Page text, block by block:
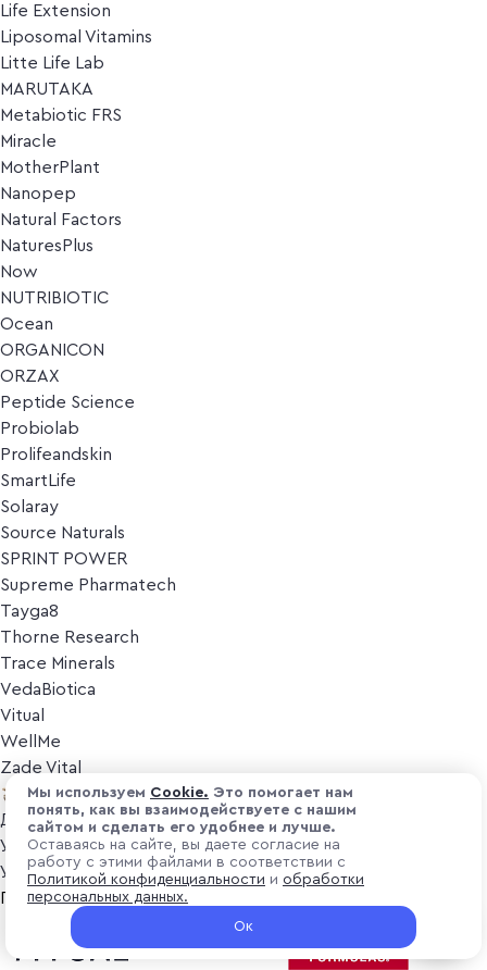
Life Extension
Liposomal Vitamins
Litte Life Lab
MARUTAKA
Metabiotic FRS
Miracle
MotherPlant
Nanopep
Natural Factors
NaturesPlus
Now
NUTRIBIOTIC
Ocean
ORGANICON
ORZAX
Peptide Science
Probiolab
Prolifeandskin
SmartLife
Solaray
Source Naturals
SPRINT POWER
Supreme Pharmatech
Tayga8
Thorne Research
Trace Minerals
VedaBiotica
Vitual
WellMe
Zade Vital
Косметика
Дезодоранты
Уход за лицом
Уход за телом
Популярные бренды
Мы используем Cоokіе. Это помогает нам
понять, как вы взаимодействуете с нашим
сайтом и сделать его удобнее и лучше.
Оставаясь на сайте, вы даете согласие на
работу с этими файлами в соответствии с
Политикой конфиденциальности и обработки
персональных данных.
Ок